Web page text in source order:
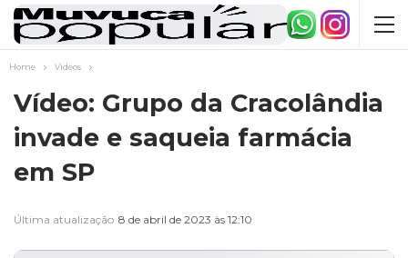
Home Videos
Vídeo: Grupo da Cracolândia
invade e saqueia farmácia
em SP
Última atualização 8 de abril de 2023 às 12:10